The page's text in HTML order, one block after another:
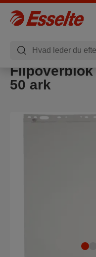
Flipoverblok
50 ark